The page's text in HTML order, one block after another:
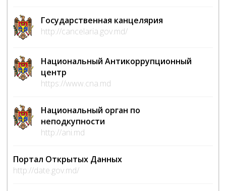
Государственная канцелярия
http://cancelaria.gov.md/
Национальный Антикоррупционный
центр
https://www.cna.md
Национальный орган по
неподкупности
http://ani.md
Портал Открытых Данных
http://date.gov.md/